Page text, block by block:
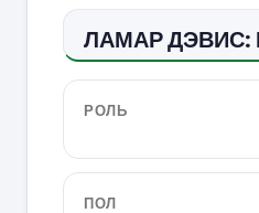
ЛАМАР
РОЛЬ
ПОЛ